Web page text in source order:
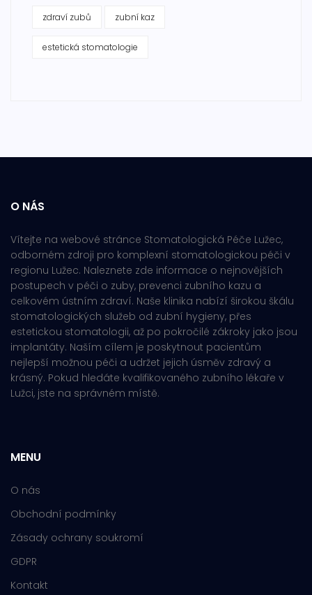
zdraví zubů zubní kaz
estetická stomatologie
O NÁS
Vítejte na webové stránce Stomatologická Péče Lužec,
odborném zdroji pro komplexní stomatologickou péči v
regionu Lužec. Naleznete zde informace o nejnovějších
postupech v péči o zuby, prevenci zubního kazu a
celkovém ústním zdraví. Naše klinika nabízí širokou škálu
stomatologických služeb od zubní hygieny, přes
estetickou stomatologii, až po pokročilé zákroky jako jsou
implantáty. Naším cílem je poskytnout pacientům
nejlepší možnou péči a udržet jejich úsměv zdravý a
krásný. Pokud hledáte kvalifikovaného zubního lékaře v
Lužci, jste na správném místě.
MENU
O nás
Obchodní podmínky
Zásady ochrany soukromí
GDPR
Kontakt